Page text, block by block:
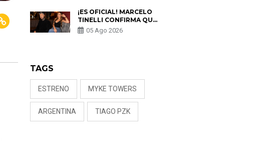
PREOCUPACIÓN
¡ES OFICIAL! MARCELO
TINELLI CONFIRMA QUE
REGRESÓ CON MILETT
FIGUEROA: “EL AMOR
05 Ago 2026
TAGS
ESTRENO MYKE TOWERS
ARGENTINA TIAGO PZK